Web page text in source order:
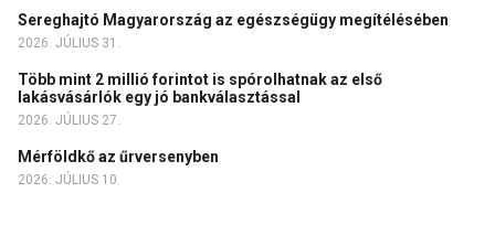
Sereghajtó Magyarország az egészségügy megítélésében
2026. JÚLIUS 31.
Több mint 2 millió forintot is spórolhatnak az első
lakásvásárlók egy jó bankválasztással
2026. JÚLIUS 27.
Mérföldkő az űrversenyben
2026. JÚLIUS 10.